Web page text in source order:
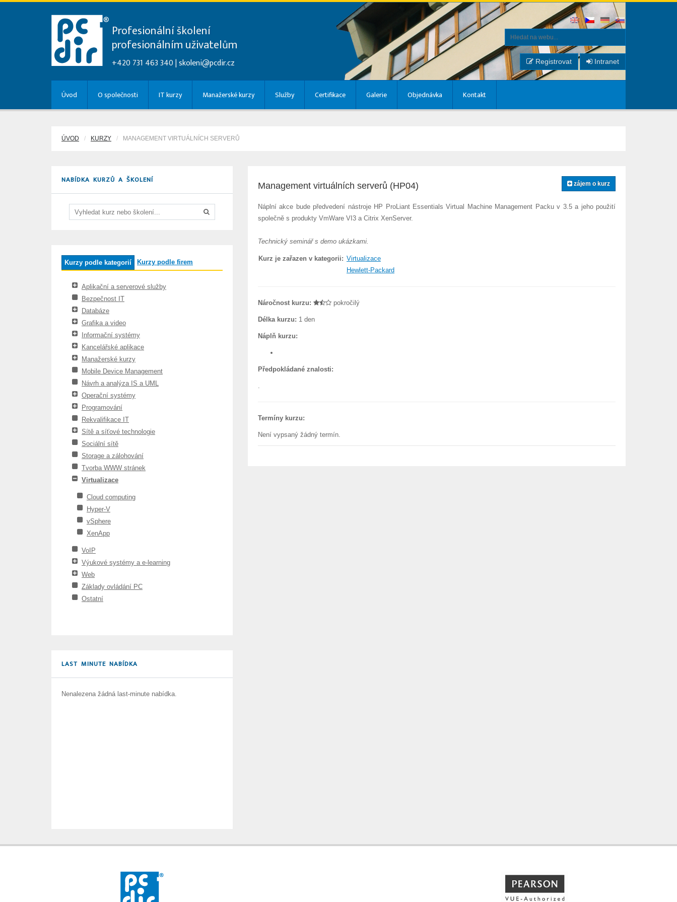
Profesionální školení
profesionálním uživatelům
+420 731 463 340 |skoleni@pcdir.cz Registrovat Intranet
Úvod O společnosti IT kurzy Manažerské kurzy Služby Certifikace Galerie Objednávka Kontakt
ÚVOD KURZY MANAGEMENT VIRTUÁLNÍCH SERVERŮ
NABÍDKA KURZŮ A ŠKOLENÍ
Kurzy podle kategorií Kurzy podle firem
Aplikační a serverové služby
Bezpečnost IT
Databáze
Grafika a video
Informační systémy
Kancelářské aplikace
Manažerské kurzy
Mobile Device Management
Návrh a analýza IS a UML
Operační systémy
Programování
Rekvalifikace IT
Sítě a síťové technologie
Sociální sítě
Storage a zálohování
Tvorba WWW stránek
Virtualizace
Cloud computing
Hyper-V
vSphere
XenApp
VoIP
Výukové systémy a e-learning
Web
Základy ovládání PC
Ostatní
LAST MINUTE NABÍDKA
Nenalezena žádná last-minute nabídka.
zájem o kurz
Management virtuálních serverů (HP04)
Náplní akce bude předvedení nástroje HP ProLiant Essentials Virtual Machine Management Packu v 3.5 a jeho použití
společně s produkty VmWare VI3 a Citrix XenServer.
Technický seminář s demo ukázkami.
Kurz je zařazen v kategorii: Virtualizace
Hewlett-Packard
Náročnost kurzu: pokročilý
Délka kurzu: 1 den
Náplň kurzu:
Předpokládané znalosti:
.
Termíny kurzu:
Není vypsaný žádný termín.